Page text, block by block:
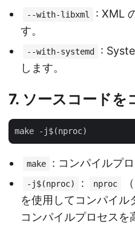
--with-libxml
: XML
す。
--with-systemd
:
します。
7. ソースコード
make : コンパイルプ
-j$(nproc) : nproc
を使用してコンパイル
コンパイルプロセスを